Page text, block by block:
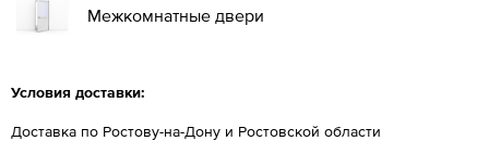
Межкомнатные двери
Условия доставки:
Доставка по Ростову-на-Дону и Ростовской области